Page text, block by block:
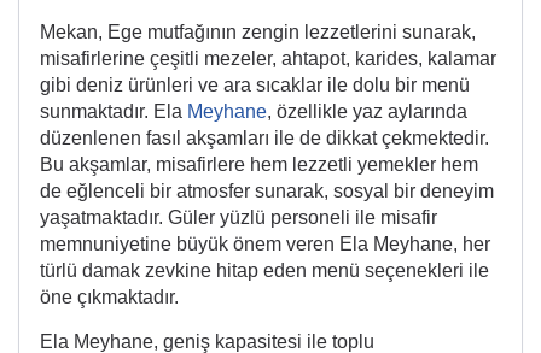
Mekan, Ege mutfağının zengin lezzetlerini sunarak,
misafirlerine çeşitli mezeler, ahtapot, karides, kalamar
gibi deniz ürünleri ve ara sıcaklar ile dolu bir menü
sunmaktadır. Ela Meyhane, özellikle yaz aylarında
düzenlenen fasıl akşamları ile de dikkat çekmektedir.
Bu akşamlar, misafirlere hem lezzetli yemekler hem
de eğlenceli bir atmosfer sunarak, sosyal bir deneyim
yaşatmaktadır. Güler yüzlü personeli ile misafir
memnuniyetine büyük önem veren Ela Meyhane, her
türlü damak zevkine hitap eden menü seçenekleri ile
öne çıkmaktadır.
Ela Meyhane, geniş kapasitesi ile toplu